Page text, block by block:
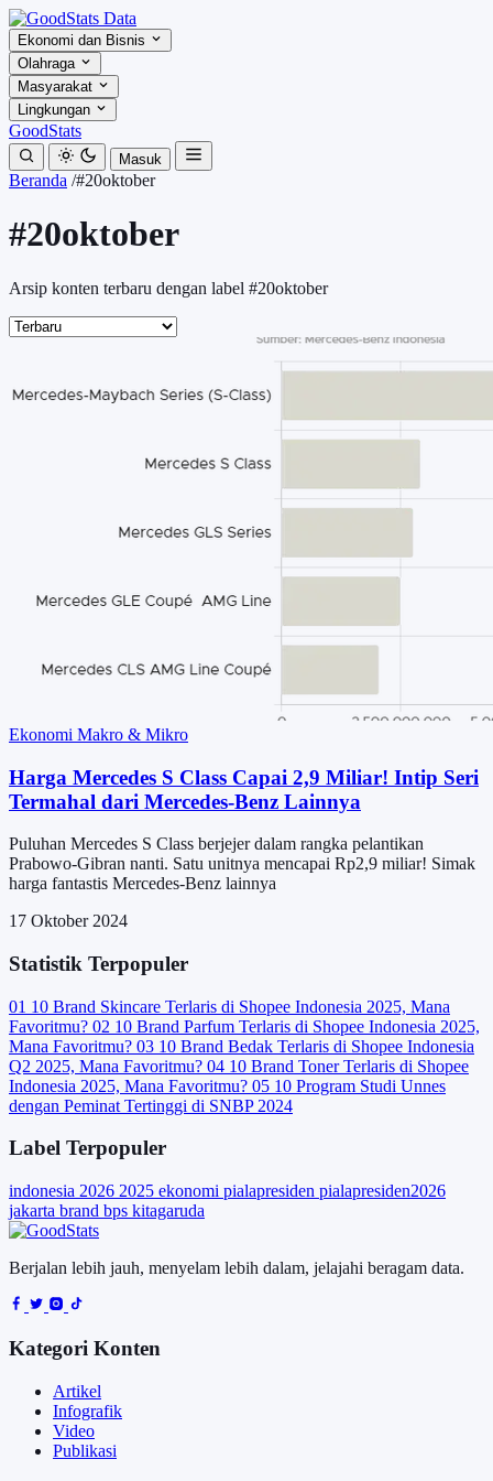
Ekonomi dan Bisnis
Olahraga
Masyarakat
Lingkungan
GoodStats
Masuk
Beranda /#20oktober
#20oktober
Arsip konten terbaru dengan label #20oktober
Ekonomi Makro & Mikro
Harga Mercedes S Class Capai 2,9 Miliar! Intip Seri
Termahal dari Mercedes-Benz Lainnya
Puluhan Mercedes S Class berjejer dalam rangka pelantikan
Prabowo-Gibran nanti. Satu unitnya mencapai Rp2,9 miliar! Simak
harga fantastis Mercedes-Benz lainnya
17 Oktober 2024
Statistik Terpopuler
01 10 Brand Skincare Terlaris di Shopee Indonesia 2025, Mana
Favoritmu? 02 10 Brand Parfum Terlaris di Shopee Indonesia 2025,
Mana Favoritmu? 03 10 Brand Bedak Terlaris di Shopee Indonesia
Q2 2025, Mana Favoritmu? 04 10 Brand Toner Terlaris di Shopee
Indonesia 2025, Mana Favoritmu? 05 10 Program Studi Unnes
dengan Peminat Tertinggi di SNBP 2024
Label Terpopuler
indonesia 2026 2025 ekonomi pialapresiden pialapresiden2026
jakarta brand bps kitagaruda
Berjalan lebih jauh, menyelam lebih dalam, jelajahi beragam data.
Kategori Konten
Artikel
Infografik
Video
Publikasi